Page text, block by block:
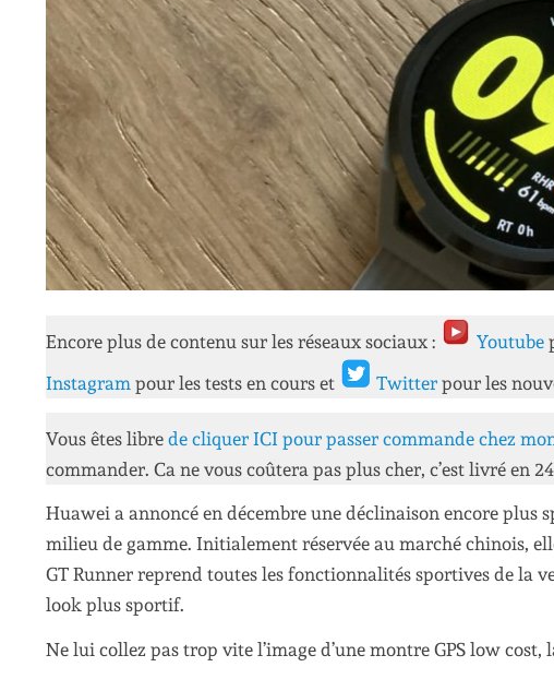
Encore plus de contenu sur les réseaux sociaux : Youtube
Instagram pour les tests en cours et Twitter pour les
Vous êtes libre de cliquer ICI pour passer commande chez
commander. Ca ne vous coûtera pas plus cher, c’est livré en
Huawei a annoncé en décembre une déclinaison encore plus
milieu de gamme. Initialement réservée au marché chinois,
GT Runner reprend toutes les fonctionnalités sportives de la
look plus sportif.
Ne lui collez pas trop vite l’image d’une montre GPS low